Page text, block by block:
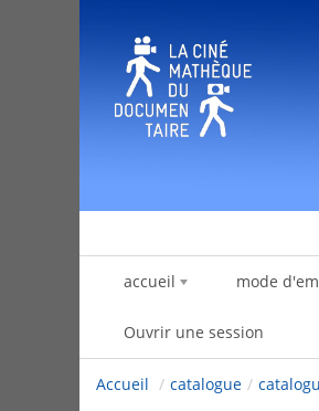
accueil mode
Ouvrir une session
Accueil / catalogue /